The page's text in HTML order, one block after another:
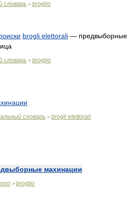
словарь > broglio
brogli elettorali — предвыборные
словарь > broglio
словарь > brogli elettorali
махинации
> broglio